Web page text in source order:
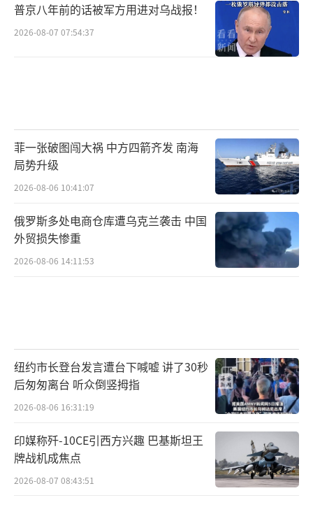
普京八年前的话被军方用进对乌战报！
2026-08-07 07:54:37
菲一张破图闯大祸 中方四箭齐发 南海
局势升级
2026-08-06 10:41:07
俄罗斯多处电商仓库遭乌克兰袭击 中国
外贸损失惨重
2026-08-06 14:11:53
纽约市长登台发言遭台下喊嘘 讲了30秒
后匆匆离台 听众倒竖拇指
2026-08-06 16:31:19
印媒称歼-10CE引西方兴趣 巴基斯坦王
牌战机成焦点
2026-08-07 08:43:51